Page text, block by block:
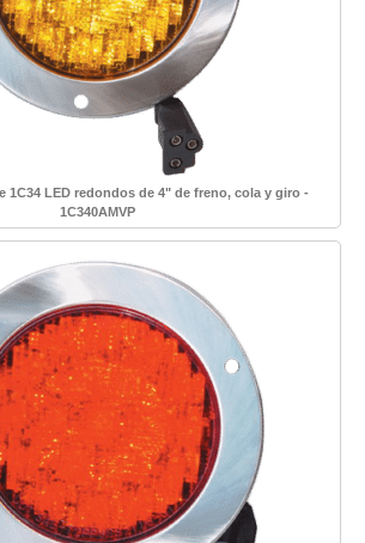
1C34 LED redondos de 4" de freno, cola y giro -
1C340AMVP